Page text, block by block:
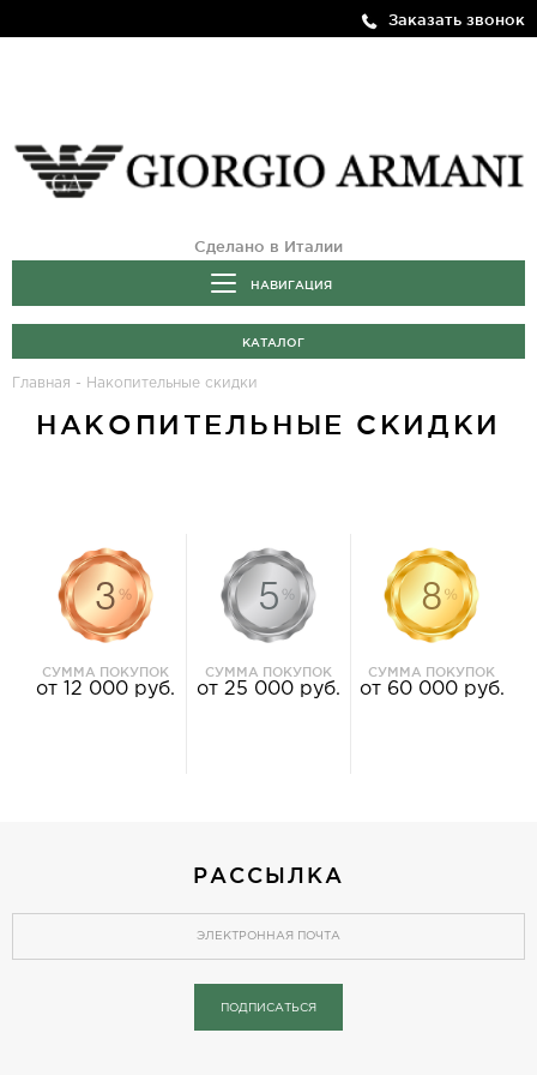
Заказать звонок
Сделано в Италии
НАВИГАЦИЯ
КАТАЛОГ
Главная - Накопительные скидки
НАКОПИТЕЛЬНЫЕ СКИДКИ
3
СУММА ПОКУПОК
от 12 000 руб.
5
СУММА ПОКУПОК
от 25 000 руб.
8
СУММА ПОКУПОК
от 60 000 руб.
РАССЫЛКА
ПОДПИСАТЬСЯ